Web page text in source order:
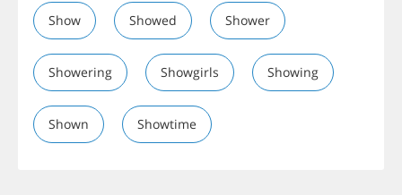
Show Showed Shower
Showering Showgirls Showing
Shown Showtime